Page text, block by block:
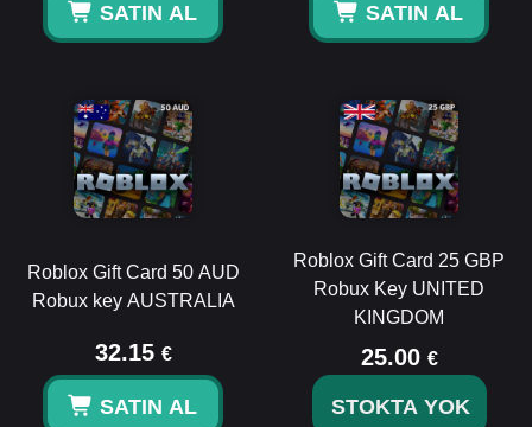
SATIN AL SATIN AL
Roblox Gift Card 50 AUD
Robux key AUSTRALIA
32.15 €
SATIN AL
Roblox Gift Card 25 GBP
Robux Key UNITED
KINGDOM
25.00 €
STOKTA YOK